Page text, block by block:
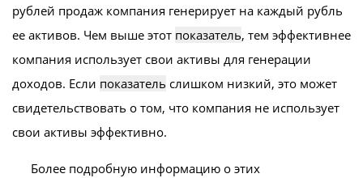
рублей продаж компания генерирует на каждый рубль
ее активов. Чем выше этот показатель, тем эффективнее
компания использует свои активы для генерации
доходов. Если показатель слишком низкий, это может
свидетельствовать о том, что компания не использует
свои активы эффективно.
Более подробную информацию о этих